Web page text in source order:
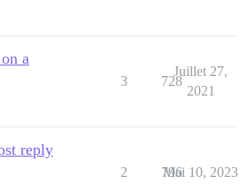
a
3 728
Juillet 27,
2021
reply
2 796
Mai 10, 2023